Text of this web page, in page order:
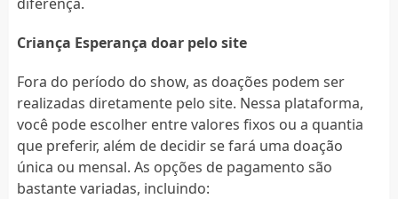
Criança Esperança doar pelo site
Fora do período do show, as doações podem ser
realizadas diretamente pelo site. Nessa plataforma,
você pode escolher entre valores fixos ou a quantia
que preferir, além de decidir se fará uma doação
única ou mensal. As opções de pagamento são
bastante variadas, incluindo: